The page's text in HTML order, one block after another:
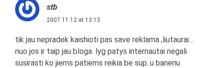
stb
2007.11.12 at 13:13
tik jau nepradek kaishioti pas save reklama ,liutaurai…
nuo jos ir taip jau bloga. lyg patys internautai negali
susirasti ko jiems patiems reikia be sup..u baneriu